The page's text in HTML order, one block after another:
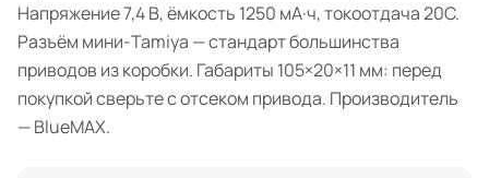
Напряжение 7,4 В, ёмкость 1250 мА·ч, токоотдача 20C.
Разъём мини-Tamiya — стандарт большинства
приводов из коробки. Габариты 105×20×11 мм: перед
покупкой сверьте с отсеком привода. Производитель
— BlueMAX.